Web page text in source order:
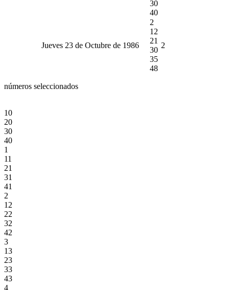
30
40
Jueves 23 de Octubre de 1986
2
12
21
30
35
48
2
números seleccionados
10
20
30
40
1
11
21
31
41
2
12
22
32
42
3
13
23
33
43
4